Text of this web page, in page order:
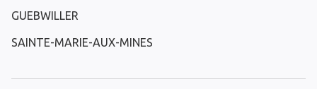
GUEBWILLER
SAINTE-MARIE-AUX-MINES